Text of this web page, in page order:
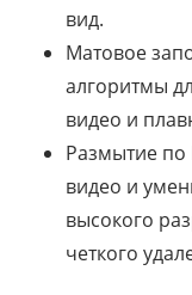
вид.
Матовое
алгоритмы
видео и
Размытие по
видео и
высокого
четкого